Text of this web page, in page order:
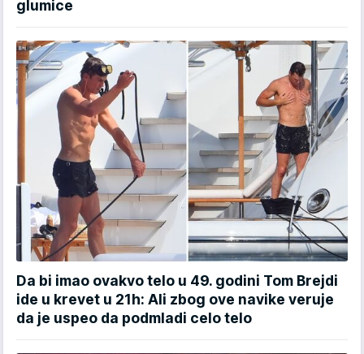
glumice
Da bi imao ovakvo telo u 49. godini Tom Brejdi
ide u krevet u 21h: Ali zbog ove navike veruje
da je uspeo da podmladi celo telo